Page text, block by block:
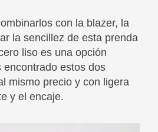
con la blazer, la
la sencillez de esta prenda
liso es una opción
encontrado estos dos
mismo precio y con ligera
y el encaje.